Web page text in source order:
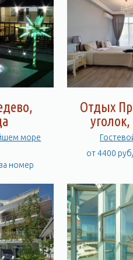
море
номер
Отдых
от 4400